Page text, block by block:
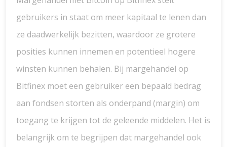
gebruikers in staat om meer kapitaal te lenen dan
ze daadwerkelijk bezitten, waardoor ze grotere
posities kunnen innemen en potentieel hogere
winsten kunnen behalen. Bij margehandel op
Bitfinex moet een gebruiker een bepaald bedrag
aan fondsen storten als onderpand (margin) om
toegang te krijgen tot de geleende middelen. Het is
belangrijk om te begrijpen dat margehandel ook